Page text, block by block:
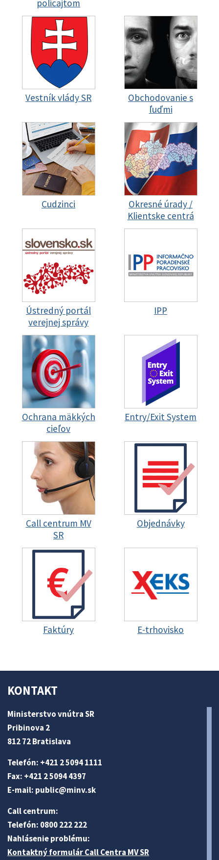
policajtom
Vestník vlády SR
Obchodovanie s
ľuďmi
Cudzinci
Okresné úrady /
Klientske centrá
Ústredný portál
verejnej správy
IPP
Ochrana mäkkých
cieľov
Entry/Exit System
Call centrum MV
SR
Objednávky
Faktúry E-trhovisko
KONTAKT
Ministerstvo vnútra SR
Pribinova 2
812 72 Bratislava
Telefón: +421 2 5094 1111
Fax: +421 2 5094 4397
E-mail: public@minv.sk
Call centrum:
Telefón: 0800 222 222
Nahlásenie problému:
Kontaktný formulár Call Centra MV SR